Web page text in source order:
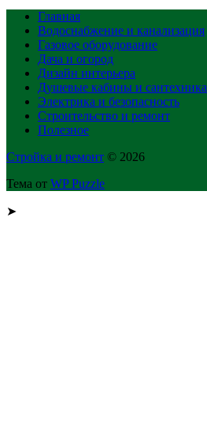
Главная
Водоснабжение и канализация
Газовое оборудование
Дача и огород
Дизайн интерьера
Душевые кабины и сантехника
Электрика и безопасность
Строительство и ремонт
Полезное
Стройка и ремонт © 2026
Тема от WP Puzzle
➤